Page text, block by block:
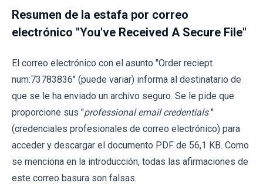
Resumen de la estafa por correo
electrónico "You've Received A Secure File"
El correo electrónico con el asunto "Order reciept
num:73783836" (puede variar) informa al destinatario de
que se le ha enviado un archivo seguro. Se le pide que
proporcione sus "professional email credentials "
(credenciales profesionales de correo electrónico) para
acceder y descargar el documento PDF de 56,1 KB. Como
se menciona en la introducción, todas las afirmaciones de
este correo basura son falsas.